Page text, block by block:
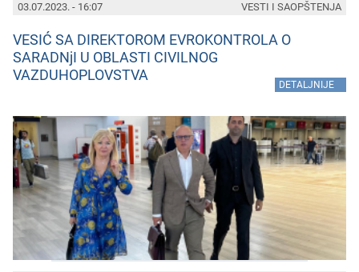
03.07.2023. - 16:07
VESIĆ SA DIREKTOROM EVROKONTROLA O
SARADNjI U OBLASTI CIVILNOG
VAZDUHOPLOVSTVA
DETALJNIJE
VESTI I SAOPŠTENJA